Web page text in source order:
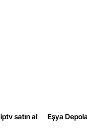
iptv satın al Eşya